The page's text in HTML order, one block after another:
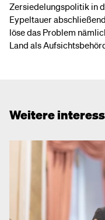
Zersiedelungspolitik in
Eypeltauer
löse das Problem
Land als
Weitere